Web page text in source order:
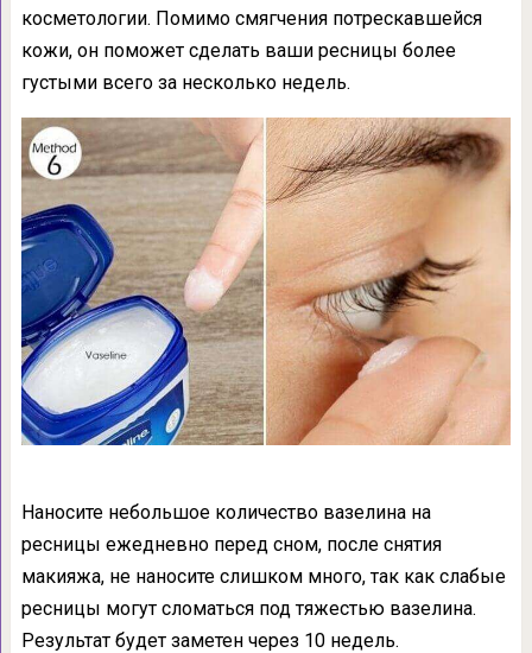
косметологии. Помимо смягчения потрескавшейся
кожи, он поможет сделать ваши ресницы более
густыми всего за несколько недель.
Наносите небольшое количество вазелина на
ресницы ежедневно перед сном, после снятия
макияжа, не наносите слишком много, так как слабые
ресницы могут сломаться под тяжестью вазелина.
Результат будет заметен через 10 недель.